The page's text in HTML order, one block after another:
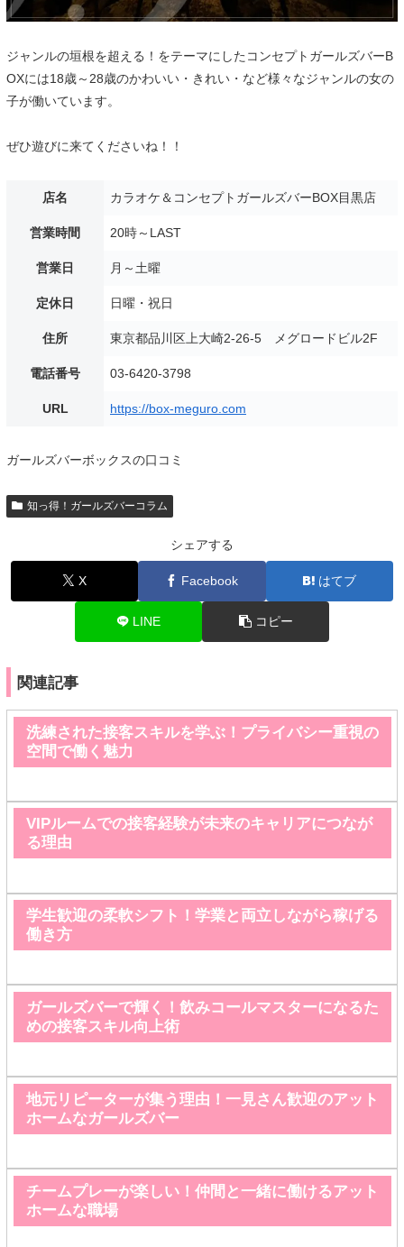
ジャンルの垣根を超える！をテーマにしたコンセプトガールズバーB
OXには18歳～28歳のかわいい・きれい・など様々なジャンルの女の
子が働いています。
ぜひ遊びに来てくださいね！！
店名 カラオケ＆コンセプトガールズバーBOX目黒店
営業時間 20時～LAST
営業日 月～土曜
定休日 日曜・祝日
住所 東京都品川区上大崎2-26-5 メグロードビル2F
電話番号 03-6420-3798
URL https://box-meguro.com
ガールズバーボックスの口コミ
知っ得！ガールズバーコラム
シェアする
X Facebook はてブ
LINE コピー
関連記事
洗練された接客スキルを学ぶ！プライバシー重視の
空間で働く魅力
VIPルームでの接客経験が未来のキャリアにつなが
る理由
学生歓迎の柔軟シフト！学業と両立しながら稼げる
働き方
ガールズバーで輝く！飲みコールマスターになるた
めの接客スキル向上術
地元リピーターが集う理由！一見さん歓迎のアット
ホームなガールズバー
チームプレーが楽しい！仲間と一緒に働けるアット
ホームな職場